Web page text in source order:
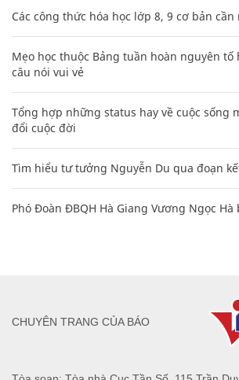
Các công thức hóa học lớp 8, 9 cơ bản cần
Mẹo học thuộc Bảng tuần hoàn nguyên tố
câu nói vui vẻ
Tổng hợp những status hay về cuộc sống
đổi cuộc đời
Tìm hiểu tư tưởng Nguyễn Du qua đoạn
Phó Đoàn ĐBQH Hà Giang Vương Ngọc Hà
CHUYÊN TRANG CỦA BÁO